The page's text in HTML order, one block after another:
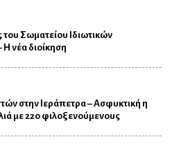
του Σωματείου Ιδιωτικών
νέα διοίκηση
στην Ιεράπετρα – Ασφυκτική η
με 220 φιλοξενούμενους